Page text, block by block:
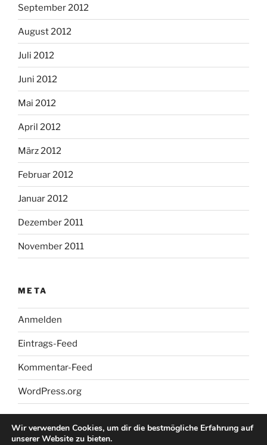
September 2012
August 2012
Juli 2012
Juni 2012
Mai 2012
April 2012
März 2012
Februar 2012
Januar 2012
Dezember 2011
November 2011
META
Anmelden
Eintrags-Feed
Kommentar-Feed
WordPress.org
Wir verwenden Cookies, um dir die bestmögliche Erfahrung auf
unserer Website zu bieten.